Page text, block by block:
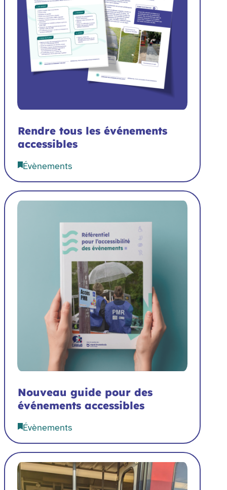
Rendre tous les événements
accessibles
Évènements
Nouveau guide pour des
événements accessibles
Évènements